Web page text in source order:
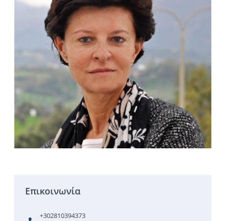
Επικοινωνία
+302810394373